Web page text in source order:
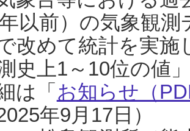
年以前）の気象観
改めて統計を実
史上1～10位の値
は「 お知らせ（
年9月17日）